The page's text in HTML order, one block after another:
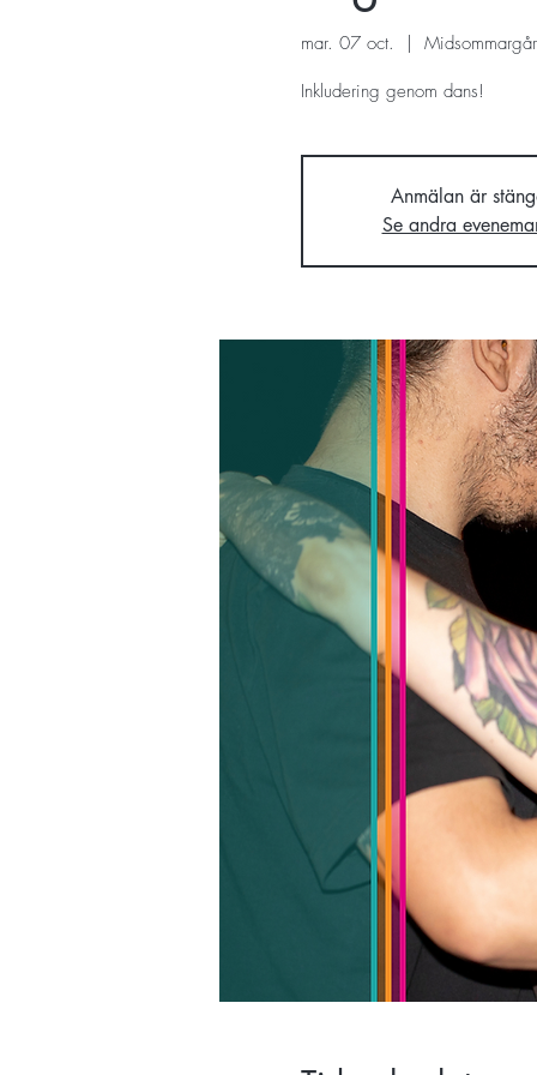
mar. 07 oct.
  |
Inkludering genom dans!
Anmälan är
Se andra